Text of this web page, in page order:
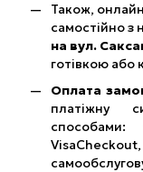
Також,
самостійно з
на вул.
готівкою або
Оплата
платіжну
способами:
VisaCheckout,